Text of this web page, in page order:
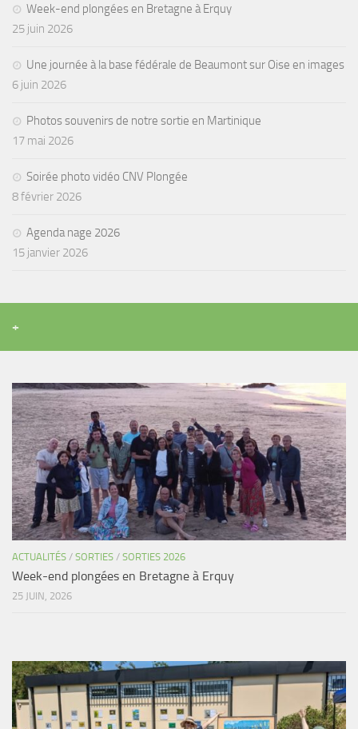
Peinture
NAP / NEV
Les Palmes du Lac
MATERIEL
Occasions
Week-end plongées en Bretagne à Erquy
25 juin 2026
Une journée à la base fédérale de Beaumont sur Oise en images
6 juin 2026
Photos souvenirs de notre sortie en Martinique
17 mai 2026
Soirée photo vidéo CNV Plongée
8 février 2026
Agenda nage 2026
15 janvier 2026
+
ACTUALITÉS / SORTIES / SORTIES 2026
Week-end plongées en Bretagne à Erquy
25 JUIN, 2026